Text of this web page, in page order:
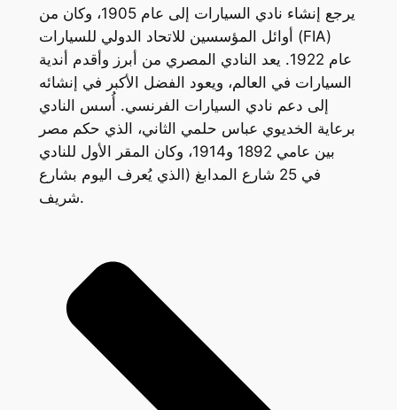
يرجع إنشاء نادي السيارات إلى عام 1905، وكان من
أوائل المؤسسين للاتحاد الدولي للسيارات (FIA)
عام 1922. يعد النادي المصري من أبرز وأقدم أندية
السيارات في العالم، ويعود الفضل الأكبر في إنشائه
إلى دعم نادي السيارات الفرنسي. أُسس النادي
برعاية الخديوي عباس حلمي الثاني، الذي حكم مصر
بين عامي 1892 و1914، وكان المقر الأول للنادي
في 25 شارع المدابغ (الذي يُعرف اليوم بشارع
شريف.